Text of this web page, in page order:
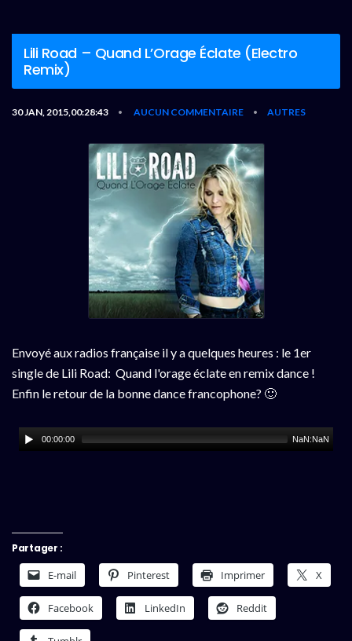
Lili Road – Quand L’Orage Éclate (Electro
Remix)
30 JAN, 2015,00:28:43 • AUCUN COMMENTAIRE • AUTRES
Envoyé aux radios française il y a quelques heures : le 1er
single de Lili Road: Quand l'orage éclate en remix dance !
Enfin le retour de la bonne dance francophone? 🙂
00:00:00 NaN:NaN
Partager :
E-mail Pinterest Imprimer X
Facebook LinkedIn Reddit